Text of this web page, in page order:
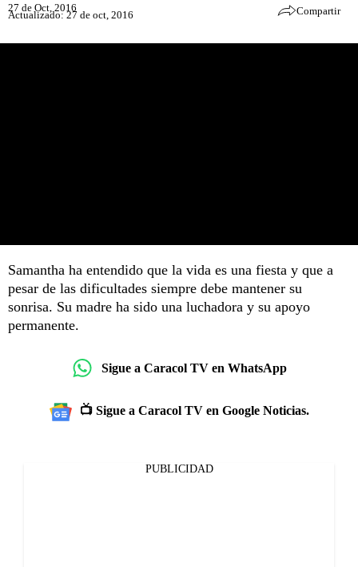
27 de Oct, 2016
Actualizado: 27 de oct, 2016 Compartir
Samantha ha entendido que la vida es una fiesta y que a
pesar de las dificultades siempre debe mantener su
sonrisa. Su madre ha sido una luchadora y su apoyo
permanente.
Sigue a Caracol TV en WhatsApp
📺 Sigue a Caracol TV en Google Noticias.
PUBLICIDAD